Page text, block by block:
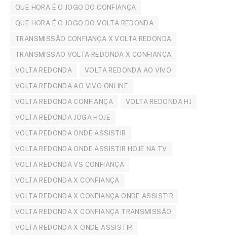
QUE HORA É O JOGO DO CONFIANÇA
QUE HORA É O JOGO DO VOLTA REDONDA
TRANSMISSÃO CONFIANÇA X VOLTA REDONDA
TRANSMISSÃO VOLTA REDONDA X CONFIANÇA
VOLTA REDONDA VOLTA REDONDA AO VIVO
VOLTA REDONDA AO VIVO ONLINE
VOLTA REDONDA CONFIANÇA VOLTA REDONDA HJ
VOLTA REDONDA JOGA HOJE
VOLTA REDONDA ONDE ASSISTIR
VOLTA REDONDA ONDE ASSISTIR HOJE NA TV
VOLTA REDONDA VS CONFIANÇA
VOLTA REDONDA X CONFIANÇA
VOLTA REDONDA X CONFIANÇA ONDE ASSISTIR
VOLTA REDONDA X CONFIANÇA TRANSMISSÃO
VOLTA REDONDA X ONDE ASSISTIR